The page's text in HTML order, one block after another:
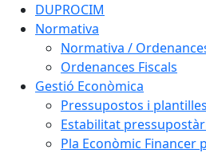
DUPROCIM
Normativa
Normativa /
Ordenances Fiscals
Gestió Econòmica
Pressupostos i plantilles
Estabilitat
Pla Econòmic Financer